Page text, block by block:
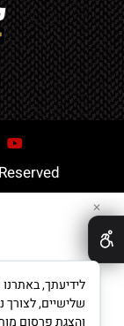
✕
שלישיים, לצורך
והצגת פרסום